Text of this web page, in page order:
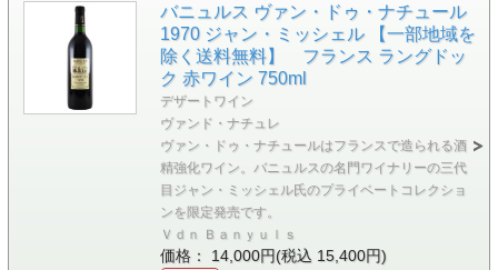
バニュルス ヴァン・ドゥ・ナチュール
1970 ジャン・ミッシェル 【一部地域を
除く送料無料】 フランス ラングドッ
ク 赤ワイン 750ml
デザートワイン
ヴァンド・ナチュレ
ヴァン・ドゥ・ナチュールはフランスで造られる酒
精強化ワイン。バニュルスの名門ワイナリーの三代
目ジャン・ミッシェル氏のプライベートコレクショ
ンを限定発売です。
Ｖｄｎ Ｂａｎｙｕｌｓ
価格： 14,000円(税込 15,400円)